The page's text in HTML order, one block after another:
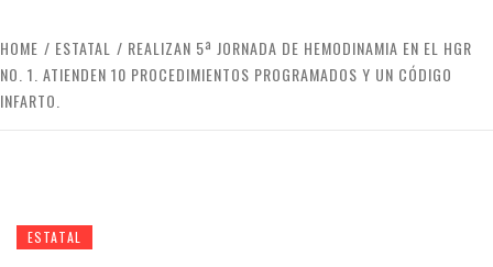
HOME ESTATAL
REALIZAN 5ª JORNADA DE HEMODINAMIA EN EL HGR
NO. 1. ATIENDEN 10 PROCEDIMIENTOS PROGRAMADOS Y UN CÓDIGO
INFARTO.
ESTATAL